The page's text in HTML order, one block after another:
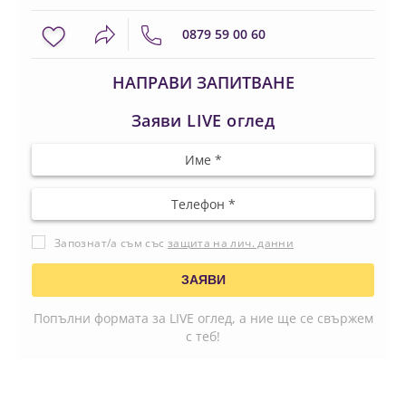
0879 59 00 60
НАПРАВИ ЗАПИТВАНЕ
Заяви LIVE оглед
Запознат/а съм със защита на лич. данни
Попълни формата за LIVE оглед, а ние ще се свържем
с теб!